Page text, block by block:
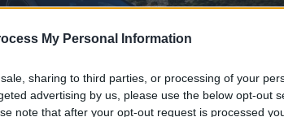
My Personal Information
sharing to third parties, or processing of your
advertising by us, please use the below opt-out
note that after your opt-out request is processed